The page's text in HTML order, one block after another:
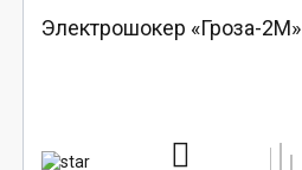
Электрошокер «Гроза-2М»